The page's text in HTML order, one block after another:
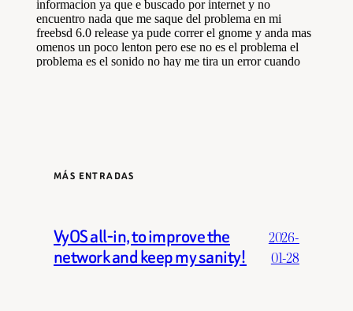
MÁS ENTRADAS
VyOS all-in, to improve the
network and keep my sanity!
2026-
01-28